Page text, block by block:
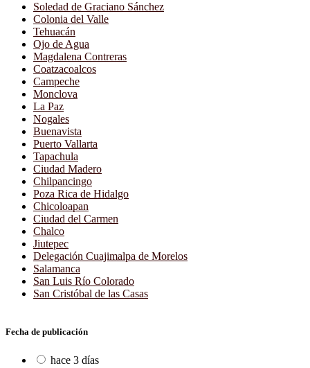
Soledad de Graciano Sánchez
Colonia del Valle
Tehuacán
Ojo de Agua
Magdalena Contreras
Coatzacoalcos
Campeche
Monclova
La Paz
Nogales
Buenavista
Puerto Vallarta
Tapachula
Ciudad Madero
Chilpancingo
Poza Rica de Hidalgo
Chicoloapan
Ciudad del Carmen
Chalco
Jiutepec
Delegación Cuajimalpa de Morelos
Salamanca
San Luis Río Colorado
San Cristóbal de las Casas
Fecha de publicación
hace 3 días